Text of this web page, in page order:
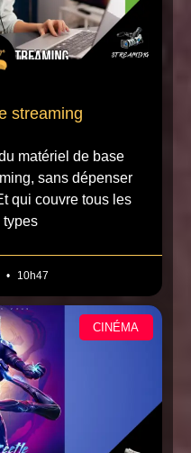
streaming
matériel de base
sans dépenser
qui couvre tous les
types
10h47
CINÉMA